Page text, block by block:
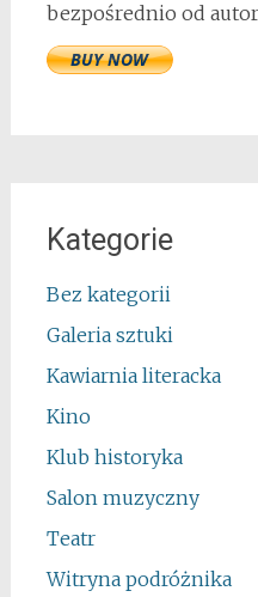
bezpośrednio od
Kategorie
Bez kategorii
Galeria sztuki
Kawiarnia literacka
Kino
Klub historyka
Salon muzyczny
Teatr
Witryna podróżnika